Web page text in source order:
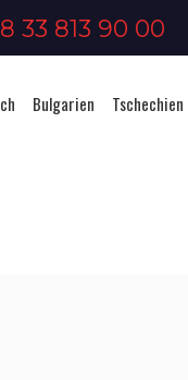
33 813 90 00
Bulgarien Tschechien